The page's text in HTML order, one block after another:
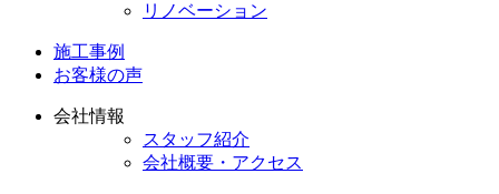
リノベーション
施工事例
お客様の声
会社情報
スタッフ紹介
会社概要・アクセス